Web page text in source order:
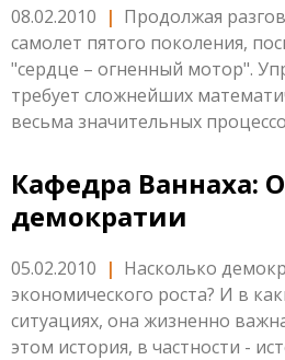
08.02.2010 | Продолжая
самолет пятого поколения,
"сердце – огненный мотор".
требует сложнейших
весьма значительных
Кафедра Ваннаха:
демократии
05.02.2010 | Насколько
экономического роста? И в
ситуациях, она жизненно
этом история, в частности -